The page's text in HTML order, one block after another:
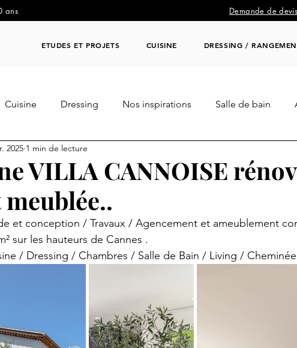
ans Demande de devis
ETUDES ET PROJETS CUISINE DRESSING /
Cuisine Dressing Nos inspirations Salle de bain
JARDIN Travaux / Décoration
VILLA CANNOISE
meublée..
2025 1 min de lecture
et conception / Travaux / Agencement et ameublement
sur les hauteurs de Cannes .
/ Dressing / Chambres / Salle de Bain / Living /